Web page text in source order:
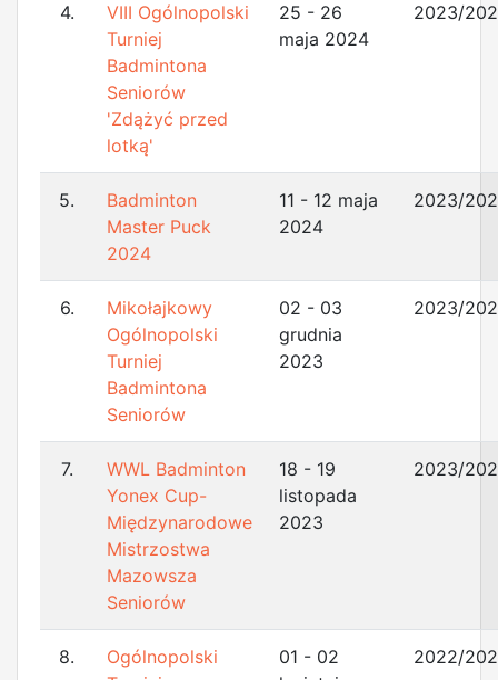
4.
VIII Ogólnopolski
Turniej
Badmintona
Seniorów
'Zdążyć przed
lotką'
25 - 26
maja 2024
2023/
5.
Badminton
Master Puck
2024
11 - 12 maja
2024
2023/
6.
Mikołajkowy
Ogólnopolski
Turniej
Badmintona
Seniorów
02 - 03
grudnia
2023
2023/
7.
WWL Badminton
Yonex Cup-
Międzynarodowe
Mistrzostwa
Mazowsza
Seniorów
18 - 19
listopada
2023
2023/
8.
Ogólnopolski
01 - 02
2022/